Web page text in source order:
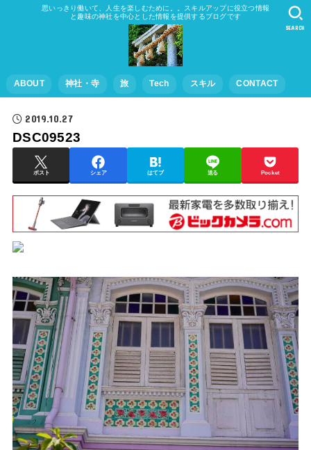
思いっきり働いて、人生を楽しむために。。スキルアップに役立つ情報
と趣味の神社を中心とした情報を提供するブログです
ABOUT 神社・寺 旅 Tech スキル CONTACT
SEARCH
2019.10.27
DSC09523
ポスト シェア はてブ 送る Pocket